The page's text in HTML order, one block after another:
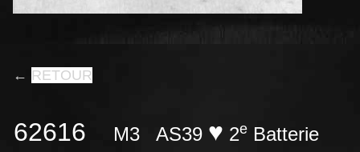
← RETOUR
62616 M3 AS39 ♥ 2e Batterie